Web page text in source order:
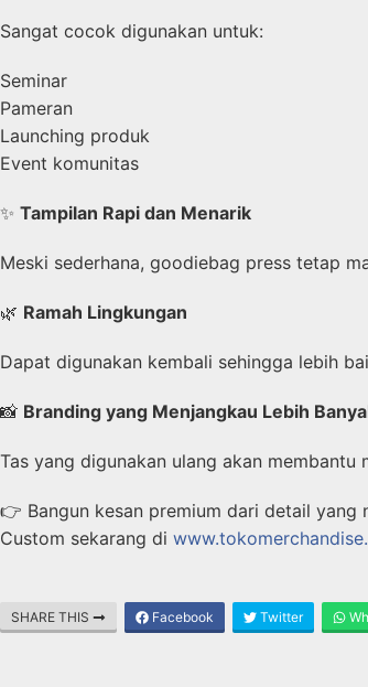
Sangat cocok digunakan untuk:
Seminar
Pameran
Launching produk
Event komunitas
✨ Tampilan Rapi dan Menarik
Meski sederhana, goodiebag press tetap
🌿 Ramah Lingkungan
Dapat digunakan kembali sehingga lebih
📸 Branding yang Menjangkau Lebih
Tas yang digunakan ulang akan membantu
👉 Bangun kesan premium dari detail yang
Custom sekarang di
SHARE THIS Facebook Twitter